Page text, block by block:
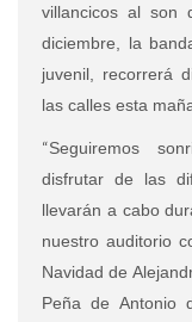
villancicos al son
diciembre, la
juvenil, recorrerá
las calles esta
“Seguiremos
disfrutar de las
llevarán a cabo
nuestro auditorio
Navidad de
Peña de Antonio